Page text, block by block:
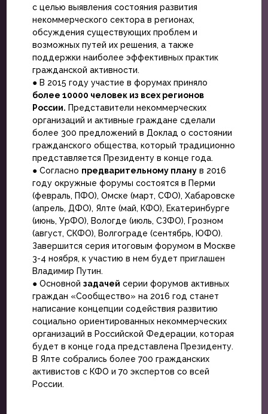
с целью выявления состояния развития
некоммерческого сектора в регионах,
обсуждения существующих проблем и
возможных путей их решения, а также
поддержки наиболее эффективных практик
гражданской активности.
● В 2015 году участие в форумах приняло
более 10000 человек из всех регионов
России. Представители некоммерческих
организаций и активные граждане сделали
более 300 предложений в Доклад о состоянии
гражданского общества, который традиционно
представляется Президенту в конце года.
● Согласно предварительному планув 2016
году окружные форумы состоятся в Перми
(февраль, ПФО), Омске (март, СФО), Хабаровске
(апрель, ДФО), Ялте (май, КФО), Екатеринбурге
(июнь, УрФО), Вологде (июль, СЗФО), Грозном
(август, СКФО), Волгограде (сентябрь, ЮФО).
Завершится серия итоговым форумом в Москве
3-4 ноября, к участию в нем будет приглашен
Владимир Путин.
● Основной задачей серии форумов активных
граждан «Сообщество» на 2016 год станет
написание концепции содействия развитию
социально ориентированных некоммерческих
организаций в Российской Федерации, которая
будет в конце года представлена Президенту.
В Ялте собрались более 700 гражданских
активистов с КФО и 70 экспертов со всей
России.